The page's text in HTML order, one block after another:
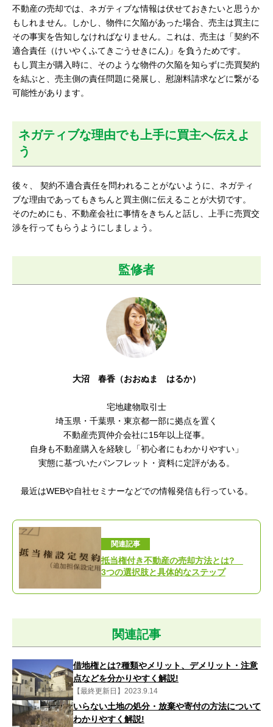
不動産の売却では、ネガティブな情報は伏せておきたいと思うか
もしれません。しかし、物件に欠陥があった場合、売主は買主に
その事実を告知しなければなりません。これは、売主は「契約不
適合責任（けいやくふてきごうせきにん)」を負うためです。
もし買主が購入時に、そのような物件の欠陥を知らずに売買契約
を結ぶと、売主側の責任問題に発展し、慰謝料請求などに繋がる
可能性があります。
ネガティブな理由でも上手に買主へ伝えよ
う
後々、 契約不適合責任を問われることがないように、ネガティ
ブな理由であってもきちんと買主側に伝えることが大切です。
そのためにも、不動産会社に事情をきちんと話し、上手に売買交
渉を行ってもらうようにしましょう。
監修者
大沼 春香（おおぬま はるか）
宅地建物取引士
埼玉県・千葉県・東京都一部に拠点を置く
不動産売買仲介会社に15年以上従事。
自身も不動産購入を経験し「初心者にもわかりやすい 」
実態に基づいたパンフレット・資料に定評がある。
最近はWEBや自社セミナーなどでの情報発信も行っている。
関連記事
抵当権付き不動産の売却方法とは?
3つの選択肢と具体的なステップ
関連記事
借地権とは?種類やメリット、デメリット・注意
点などを分かりやすく解説!
【最終更新日】2023.9.14
いらない土地の処分・放棄や寄付の方法について
わかりやすく解説!